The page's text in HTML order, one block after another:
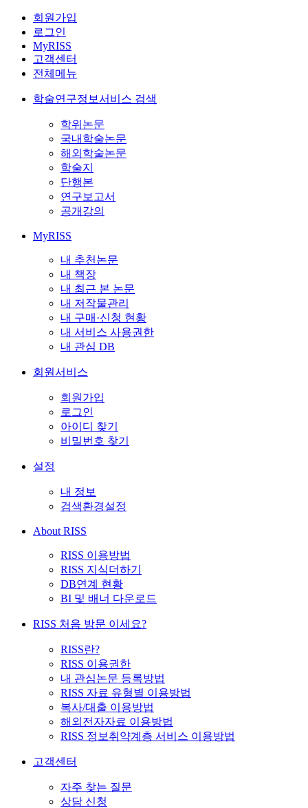
회원가입
로그인
MyRISS
고객센터
전체메뉴
학술연구정보서비스 검색
학위논문
국내학술논문
해외학술논문
학술지
단행본
연구보고서
공개강의
MyRISS
내 추천논문
내 책장
내 최근 본 논문
내 저작물관리
내 구매·신청 현황
내 서비스 사용권한
내 관심 DB
회원서비스
회원가입
로그인
아이디 찾기
비밀번호 찾기
설정
내 정보
검색환경설정
About RISS
RISS 이용방법
RISS 지식더하기
DB연계 현황
BI 및 배너 다운로드
RISS 처음 방문 이세요?
RISS란?
RISS 이용권한
내 관심논문 등록방법
RISS 자료 유형별 이용방법
복사/대출 이용방법
해외전자자료 이용방법
RISS 정보취약계층 서비스 이용방법
고객센터
자주 찾는 질문
상담 신청